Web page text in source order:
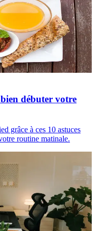
débuter votre
grâce à ces 10 astuces
routine matinale.